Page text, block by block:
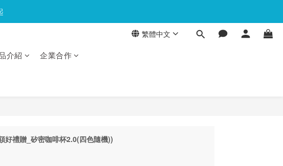
繁體中文
介紹
企業合作
好禮贈_矽密咖啡杯2.0(四色隨機))